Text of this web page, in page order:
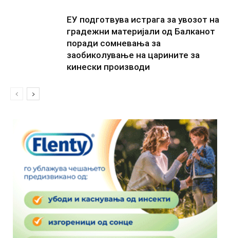
ЕУ подготвува истрага за увозот на
градежни материјали од Балканот
поради сомневања за
заобиколување на царините за
кинески производи